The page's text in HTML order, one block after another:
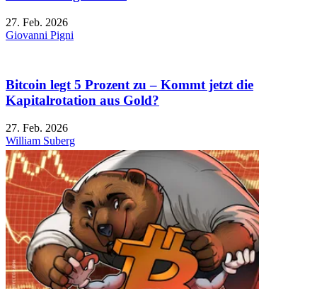
27. Feb. 2026
Giovanni Pigni
Bitcoin legt 5 Prozent zu – Kommt jetzt die
Kapitalrotation aus Gold?
27. Feb. 2026
William Suberg